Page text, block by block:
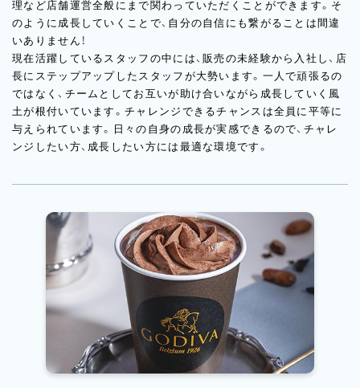
理など店舗運営全般にまで関わっていただくことができます。そ
のように成長していくことで、自分の自信にも繋がることは間違
いありません！
現在活躍しているスタッフの中には、販売の未経験から入社し、店
長にステップアップしたスタッフが大勢います。一人で頑張るの
ではなく、チームとしてお互いが助け合いながら成長していく風
土が根付いています。チャレンジできるチャンスは全員に平等に
与えられています。日々の自身の成長が実感できるので、チャレ
ンジしたい方、成長したい方には最適な環境です。